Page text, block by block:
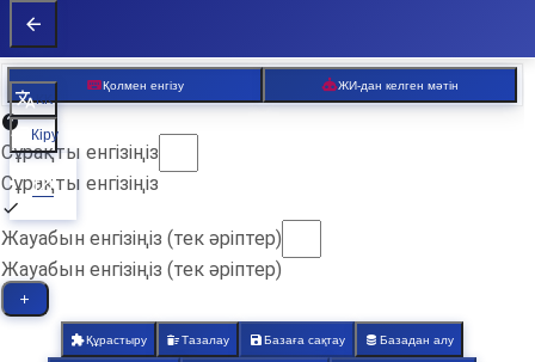
KK
Кіру
Қолмен енгізу ЖИ-дан келген мәтін
Сұрақты енгізіңіз
Сұрақты енгізіңіз
Жауабын енгізіңіз (тек әріптер)
Жауабын енгізіңіз (тек әріптер)
Құрастыру Тазалау Базаға сақтау Базадан алу